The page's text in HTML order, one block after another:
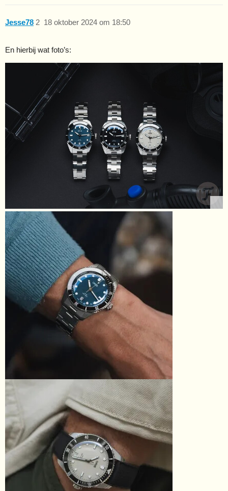
Jesse78 18 oktober 2024 om 18:50
2
En hierbij wat foto’s: